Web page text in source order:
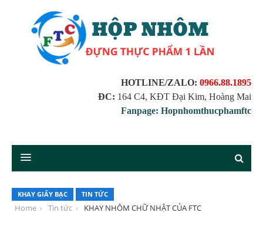
HOTLINE/ZALO: 0966.88.1895
ĐC: 164 C4, KĐT Đại Kim, Hoàng Mai
Fanpage: Hopnhomthucphamftc
KHAY GIẤY BẠC TIN TỨC
Home Tin tức KHAY NHÔM CHỮ NHẬT CỦA FTC